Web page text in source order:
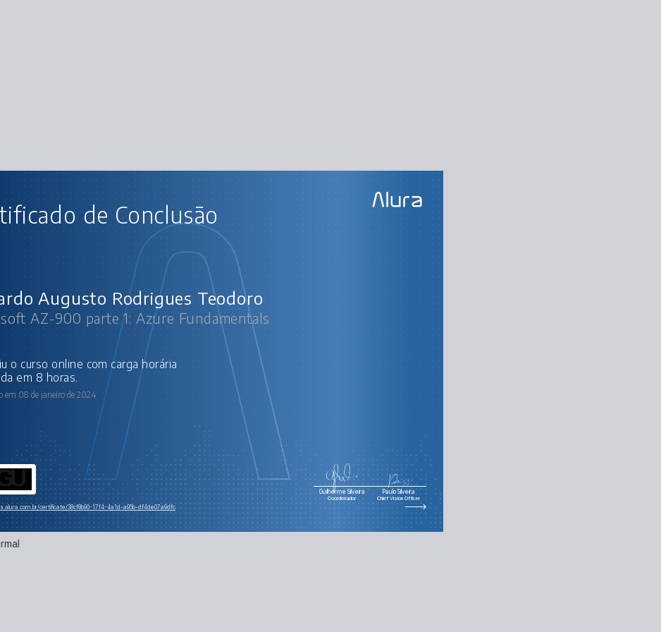
de Conclusão
Augusto Rodrigues Teodoro
AZ-900 parte 1: Azure Fundamentals
em 8 horas.
em 08 de janeiro de 2024
Guilherme Silveira
Coordenador
Paulo Silveira
Chief Vision Officer
certificate/38cf8b90-17f4-4a1d-a95b-df4de07a9dfc
AULAS DO CURSO
Microsoft AZ-900 parte 1: Azure Fundamentals
Serviços e conta na Azure
Principais conceitos de nuvem
Cloud Shell e Azure CLI